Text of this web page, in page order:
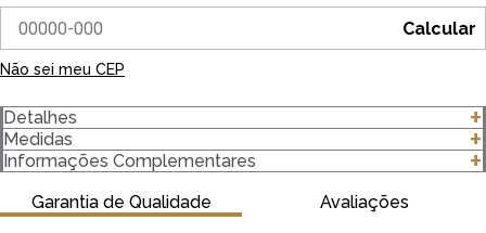
Calcular
Não sei meu CEP
Detalhes
O Gorro Logo é confortável, alem da altíssima qualidade
confeccionado com tecido 100% acrílico e cheio de estilo.
Medidas
clique para abrir as medidas
Informações Complementares
Garantia de Qualidade
Avaliações